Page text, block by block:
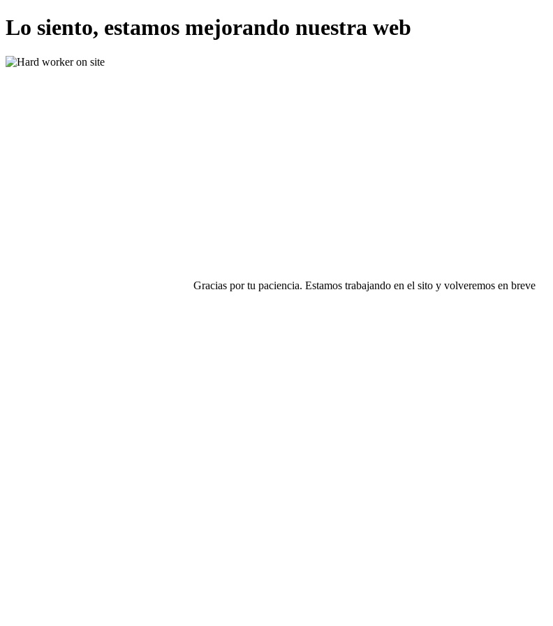
Lo siento, estamos mejorando nuestra web
Gracias por tu paciencia. Estamos trabajando en el sito y volveremos en breve